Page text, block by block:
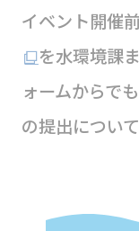
イベント開催
を水環境課
ォームからで
の提出につい